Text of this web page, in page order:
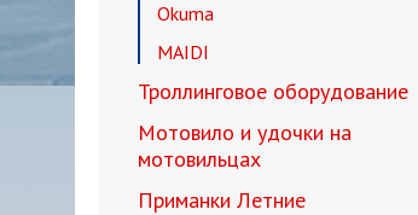
Okuma
MAIDI
Троллинговое оборудование
Мотовило и удочки на
мотовильцах
Приманки Летние